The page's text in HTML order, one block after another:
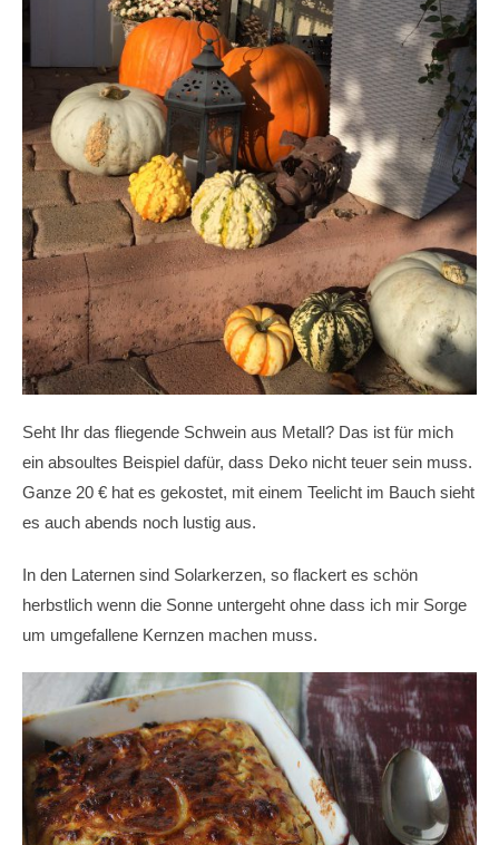
Seht Ihr das fliegende Schwein aus Metall? Das ist für mich
ein absoultes Beispiel dafür, dass Deko nicht teuer sein muss.
Ganze 20 € hat es gekostet, mit einem Teelicht im Bauch sieht
es auch abends noch lustig aus.
In den Laternen sind Solarkerzen, so flackert es schön
herbstlich wenn die Sonne untergeht ohne dass ich mir Sorge
um umgefallene Kernzen machen muss.